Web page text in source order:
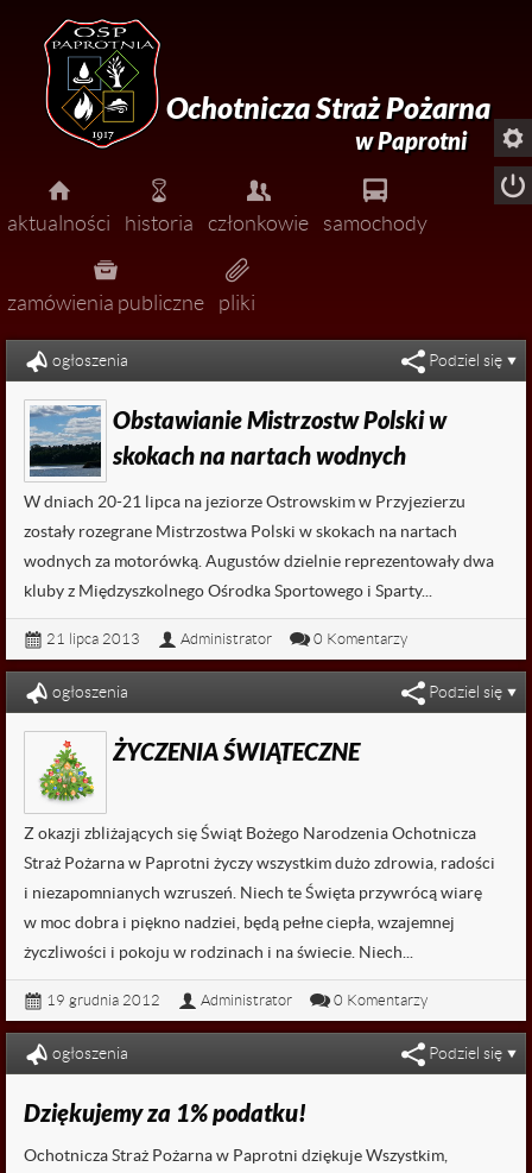
Ochotnicza Straż Pożarna
w Paprotni

aktualności
 pożary
 miejscowe zagrożenia
 ćwiczenia
 zawody
 uroczystości
 ogłoszenia
 fałszywe alarmy

historia

członkowie

 dołącz do nas!

samochody

zamówienia publiczne

pliki
ogłoszenia Podziel się
Obstawianie Mistrzostw Polski w
skokach na nartach wodnych
W dniach 20-21 lipca na jeziorze Ostrowskim w Przyjezierzu
zostały rozegrane Mistrzostwa Polski w skokach na nartach
wodnych za motorówką. Augustów dzielnie reprezentowały dwa
kluby z Międzyszkolnego Ośrodka Sportowego i Sparty...
21 lipca 2013 Administrator 0 Komentarzy
Czytaj dalej...
ogłoszenia Podziel się
ŻYCZENIA ŚWIĄTECZNE
Z okazji zbliżających się Świąt Bożego Narodzenia Ochotnicza
Straż Pożarna w Paprotni życzy wszystkim dużo zdrowia, radości
i niezapomnianych wzruszeń. Niech te Święta przywrócą wiarę
w moc dobra i piękno nadziei, będą pełne ciepła, wzajemnej
życzliwości i pokoju w rodzinach i na świecie. Niech...
19 grudnia 2012 Administrator 0 Komentarzy
Czytaj dalej...
ogłoszenia Podziel się
Dziękujemy za 1% podatku!
Ochotnicza Straż Pożarna w Paprotni dziękuje Wszystkim,

